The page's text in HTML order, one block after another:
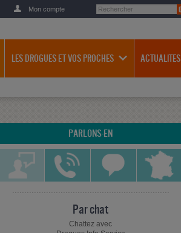
Mon compte
LES DROGUES ET VOS PROCHES ACTUALITES
PARLONS-EN
Par chat
Chattez avec